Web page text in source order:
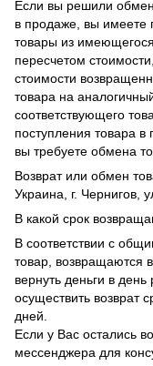
Если вы решили
в продаже, вы имеете
товары из
пересчетом
стоимости
товара на
соответствующего
поступления товара
вы требуете обмена
Возврат или обмен
Украина, г. Чернигов,
В какой срок
В соответствии с
товар, возвращаются
вернуть деньги в
осуществить возврат
дней.
Если у Вас остались
мессенджера для